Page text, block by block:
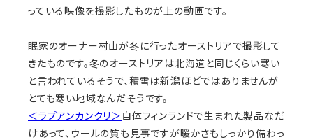
っている映像を撮影したものが上の動画です。
眠家のオーナー村山が冬に行ったオーストリアで撮影して
きたものです。冬のオーストリアは北海道と同じくらい寒い
と言われているそうで、積雪は新潟ほどではありませんが
とても寒い地域なんだそうです。
＜ラプアンカンクリ＞ 自体フィンランドで生まれた製品なだ
けあって、ウールの質も見事ですが暖かさもしっかり備わっ